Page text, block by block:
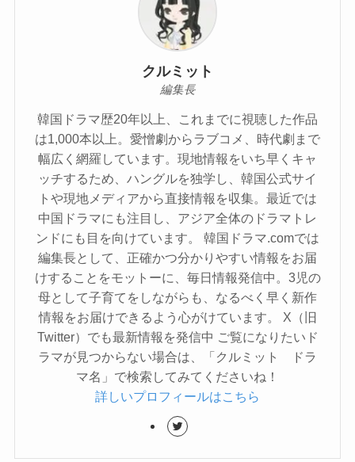
クルミット
編集長
韓国ドラマ歴20年以上、これまでに視聴した作品
は1,000本以上。愛憎劇からラブコメ、時代劇まで
幅広く網羅しています。現地情報をいち早くキャ
ッチするため、ハングルを独学し、韓国公式サイ
トや現地メディアから直接情報を収集。最近では
中国ドラマにも注目し、アジア全体のドラマトレ
ンドにも目を向けています。 韓国ドラマ.comでは
編集長として、正確かつ分かりやすい情報をお届
けすることをモットーに、毎日情報発信中。3児の
母として子育てをしながらも、なるべく早く新作
情報をお届けできるよう心がけています。 X（旧
Twitter）でも最新情報を発信中 ご覧になりたいド
ラマが見つからない場合は、「クルミット ドラ
マ名」で検索してみてくださいね！
詳しいプロフィールはこちら